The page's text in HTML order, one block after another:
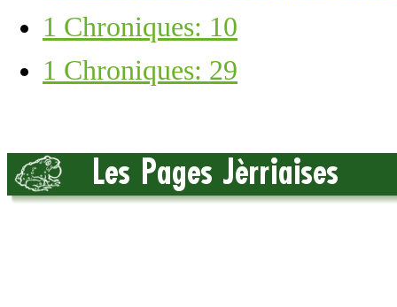
1 Chroniques: 10
1 Chroniques: 29